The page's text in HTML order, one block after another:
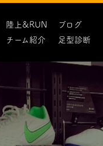
陸上&RUN ブログ
チーム紹介 足型診断